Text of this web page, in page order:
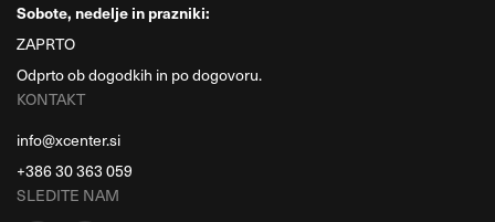
Sobote, nedelje in prazniki:
ZAPRTO
Odprto ob dogodkih in po dogovoru.
KONTAKT
info@xcenter.si
+386 30 363 059
SLEDITE NAM